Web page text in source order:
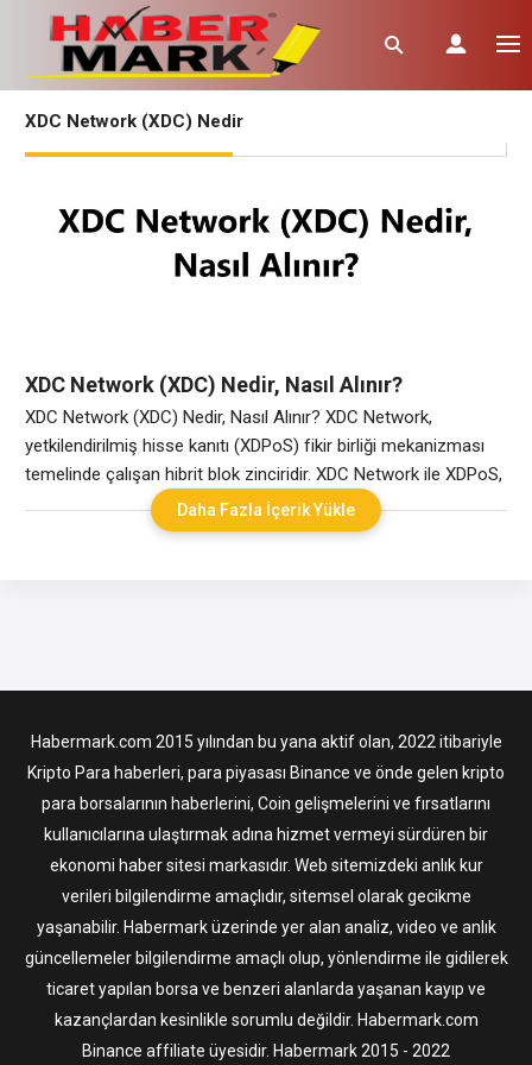
XDC Network (XDC) Nedir
XDC Network (XDC) Nedir, Nasıl Alınır?
XDC Network (XDC) Nedir, Nasıl Alınır? XDC Network,
yetkilendirilmiş hisse kanıtı (XDPoS) fikir birliği mekanizması
temelinde çalışan hibrit blok zinciridir. XDC Network ile XDPoS,
blok zinciri kullanıcıları için hibrit geçiş köprüleri, spontane blok
kesinliği ve birlikte çalışabilirlik sağlamaktadır. Doğası gereği
Daha Fazla İçerik Yükle
Habermark.com 2015 yılından bu yana aktif olan, 2022 itibariyle
Kripto Para haberleri, para piyasası Binance ve önde gelen kripto
para borsalarının haberlerini, Coin gelişmelerini ve fırsatlarını
kullanıcılarına ulaştırmak adına hizmet vermeyi sürdüren bir
ekonomi haber sitesi markasıdır. Web sitemizdeki anlık kur
verileri bilgilendirme amaçlıdır, sitemsel olarak gecikme
yaşanabilir. Habermark üzerinde yer alan analiz, video ve anlık
güncellemeler bilgilendirme amaçlı olup, yönlendirme ile gidilerek
ticaret yapılan borsa ve benzeri alanlarda yaşanan kayıp ve
kazançlardan kesinlikle sorumlu değildir. Habermark.com
Binance affiliate üyesidir. Habermark 2015 - 2022